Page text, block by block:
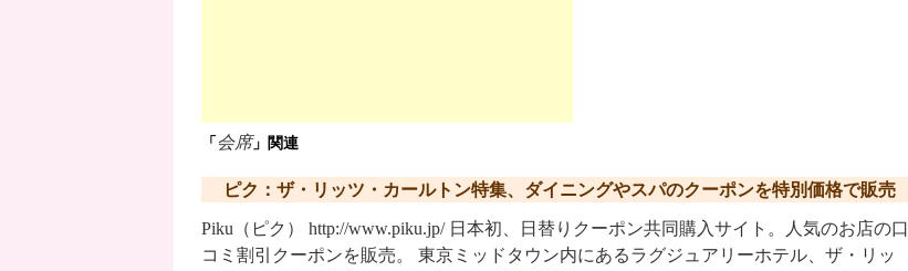
「 会席」関連
ピク：ザ・リッツ・カールトン特集、ダイニングやスパのクーポンを特別価格で販売
Piku（ピク） http://www.piku.jp/ 日本初、日替りクーポン共同購入サイト。人気のお店の口
コミ割引クーポンを販売。 東京ミッドタウン内にあるラグジュアリーホテル、ザ・リッ